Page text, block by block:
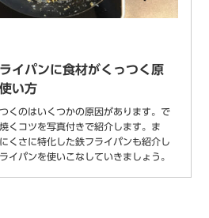
イパンに食材がくっつく原
い方
くのはいくつかの原因があります。で
くコツを写真付きで紹介します。ま
くさに特化した鉄フライパンも紹介し
イパンを使いこなしていきましょう。